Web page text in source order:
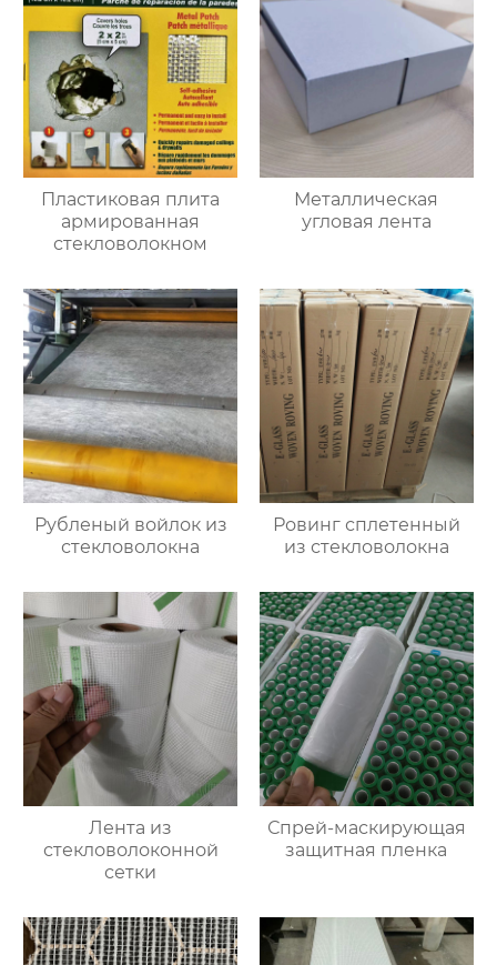
Пластиковая плита
армированная
стекловолокном
Металлическая
угловая лента
Рубленый войлок из
стекловолокна
Ровинг сплетенный
из стекловолокна
Лента из
стекловолоконной
сетки
Спрей-маскирующая
защитная пленка